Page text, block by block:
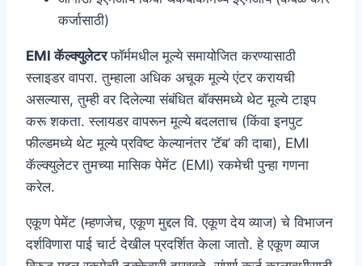
कर्जासाठी)
EMI कॅल्क्युलेटरफॉर्ममधील मूल्ये समायोजित करण्यासाठी
स्लाइडर वापरा. तुम्हाला अधिक अचूक मूल्ये एंटर करायची
असल्यास, तुम्ही वर दिलेल्या संबंधित बॉक्समध्ये थेट मूल्ये टाइप
करू शकता. स्लायडर वापरून मूल्ये बदलताच (किंवा इनपुट
फील्डमध्ये थेट मूल्ये प्रविष्ट केल्यानंतर ‘टॅब’ की दाबा), EMI
कॅल्क्युलेटर तुमच्या मासिक पेमेंट (EMI) रकमेची पुन्हा गणना
करेल.
एकूण पेमेंट (म्हणजेच, एकूण मुद्दल वि. एकूण देय व्याज) चे विभाजन
दर्शविणारा पाई चार्ट देखील प्रदर्शित केला जातो. हे एकूण व्याज